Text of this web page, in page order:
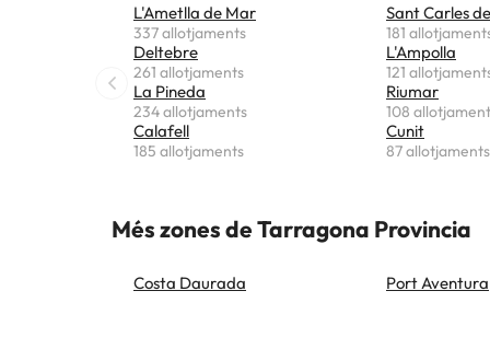
L'Ametlla de Mar
337 allotjaments
Deltebre
261 allotjaments
La Pineda
234 allotjaments
Calafell
185 allotjaments
Sant Carles
181
L'Ampolla
121
Riumar
108
Cunit
87 allotjaments
Més zones de Tarragona Provincia
Costa Daurada Port Aventura